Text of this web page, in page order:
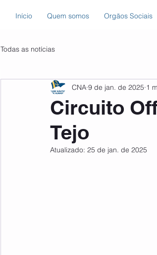
Início Quem somos Orgãos Sociais
Todas as notícias
Circuito
Tejo
CNA 9 de jan. de 2025 1
Atualizado: 25 de jan. de 2025